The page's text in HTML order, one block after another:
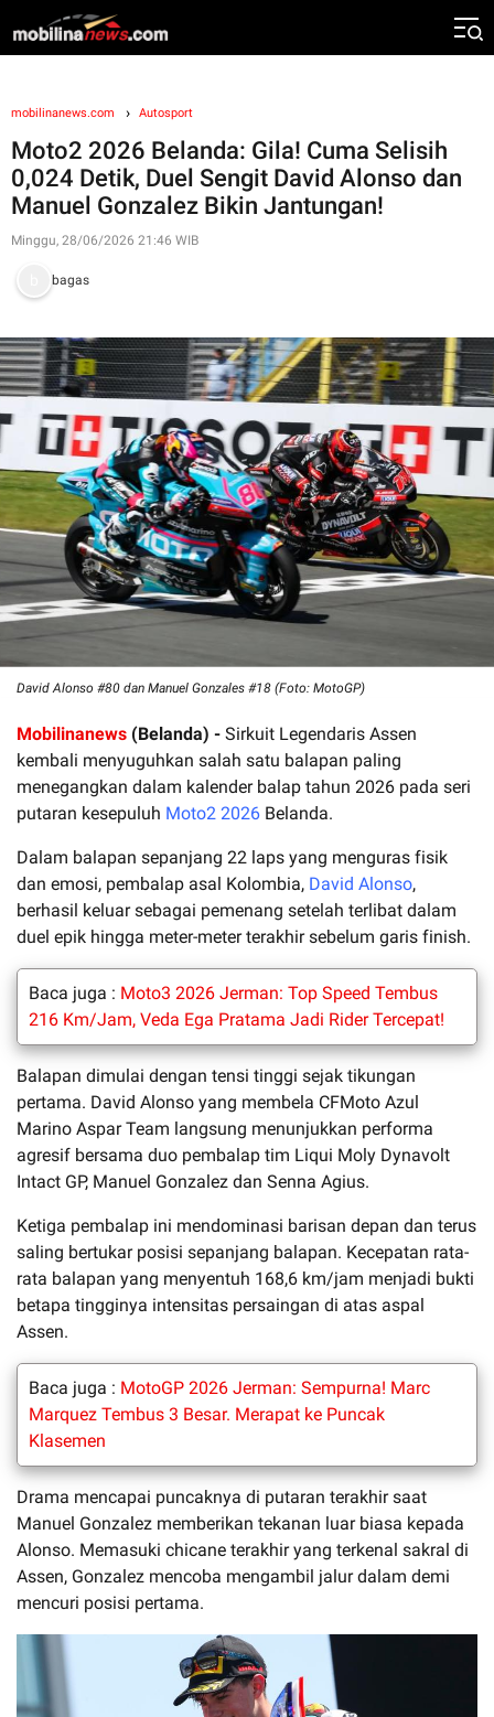
mobilinanews.com Autosport
Moto2 2026 Belanda: Gila! Cuma Selisih
0,024 Detik, Duel Sengit David Alonso dan
Manuel Gonzalez Bikin Jantungan!
Minggu, 28/06/2026 21:46 WIB
bagas
David Alonso #80 dan Manuel Gonzales #18 (Foto: MotoGP)
Mobilinanews (Belanda) - Sirkuit Legendaris Assen
kembali menyuguhkan salah satu balapan paling
menegangkan dalam kalender balap tahun 2026 pada seri
putaran kesepuluh Moto2 2026 Belanda.
Dalam balapan sepanjang 22 laps yang menguras fisik
dan emosi, pembalap asal Kolombia, David Alonso,
berhasil keluar sebagai pemenang setelah terlibat dalam
duel epik hingga meter-meter terakhir sebelum garis finish.
Baca juga : Moto3 2026 Jerman: Top Speed Tembus
216 Km/Jam, Veda Ega Pratama Jadi Rider Tercepat!
Balapan dimulai dengan tensi tinggi sejak tikungan
pertama. David Alonso yang membela CFMoto Azul
Marino Aspar Team langsung menunjukkan performa
agresif bersama duo pembalap tim Liqui Moly Dynavolt
Intact GP, Manuel Gonzalez dan Senna Agius.
Ketiga pembalap ini mendominasi barisan depan dan terus
saling bertukar posisi sepanjang balapan. Kecepatan rata-
rata balapan yang menyentuh 168,6 km/jam menjadi bukti
betapa tingginya intensitas persaingan di atas aspal
Assen.
Baca juga : MotoGP 2026 Jerman: Sempurna! Marc
Marquez Tembus 3 Besar. Merapat ke Puncak
Klasemen
Drama mencapai puncaknya di putaran terakhir saat
Manuel Gonzalez memberikan tekanan luar biasa kepada
Alonso. Memasuki chicane terakhir yang terkenal sakral di
Assen, Gonzalez mencoba mengambil jalur dalam demi
mencuri posisi pertama.